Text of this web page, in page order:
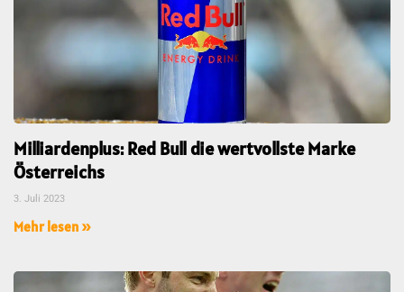
Milliardenplus: Red Bull die wertvollste Marke
Österreichs
3. Juli 2023
Mehr lesen »